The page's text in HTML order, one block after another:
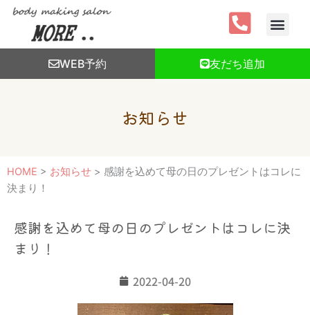
WEB予約 友だち追加
お知らせ
HOME > お知らせ > 感謝を込めて母の日のプレゼントはコレに
決まり！
感謝を込めて母の日のプレゼントはコレに決
まり！
2022-04-20